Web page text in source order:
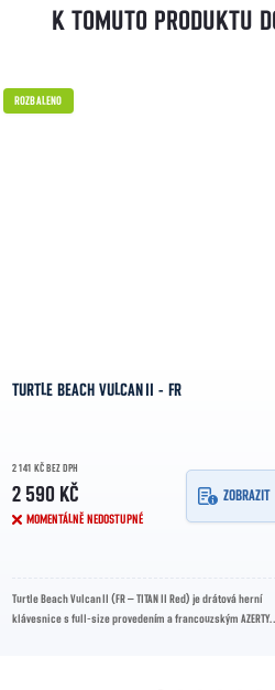
K TOMUTO PRODUKTU
ROZBALENO
TURTLE BEACH VULCAN II - FR
2 141 KČ BEZ DPH
2 590 KČ
MOMENTÁLNĚ NEDOSTUPNÉ
ZOBRAZIT
Turtle Beach Vulcan II (FR – TITAN II Red) je drátová herní
klávesnice s full‑size provedením a francouzským AZERTY